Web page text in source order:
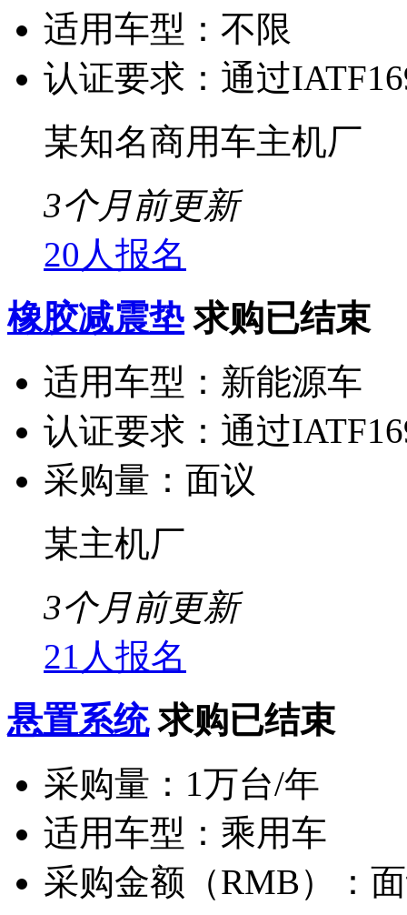
适用车型： 不限
认证要求： 通过
某知名商用车主机厂
3个月前更新
20人报名
橡胶减震垫 求购已结束
适用车型： 新能源车
认证要求： 通过
采购量： 面议
某主机厂
3个月前更新
21人报名
悬置系统 求购已结束
采购量： 1万台/年
适用车型： 乘用车
采购金额（RMB）：